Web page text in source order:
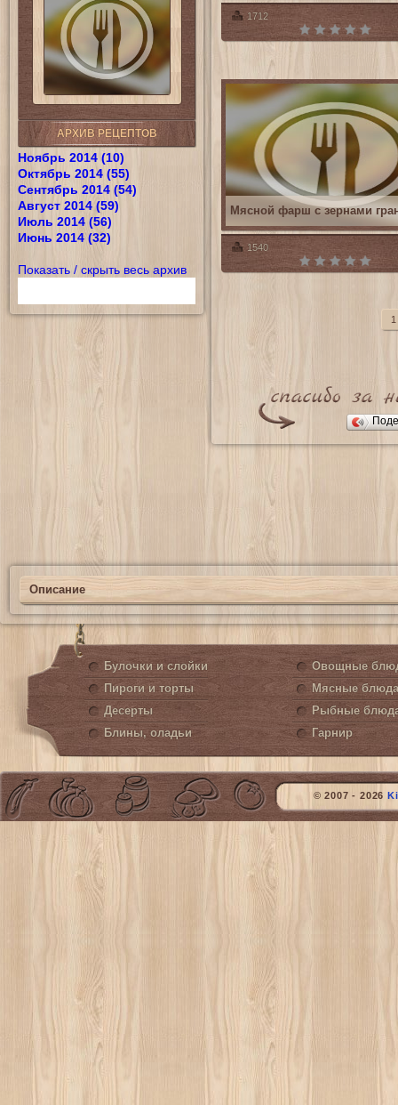
АРХИВ РЕЦЕПТОВ
Ноябрь 2014 (10)
Октябрь 2014 (55)
Сентябрь 2014 (54)
Август 2014 (59)
Июль 2014 (56)
Июнь 2014 (32)
Показать / скрыть весь архив
1712
1540
Мясной фарш с зернами
1
Описание
Булочки и слойки
Пироги и торты
Десерты
Блины, оладьи
Овощные
Мясные блюда
Рыбные
Гарнир
© 2007 - 2026